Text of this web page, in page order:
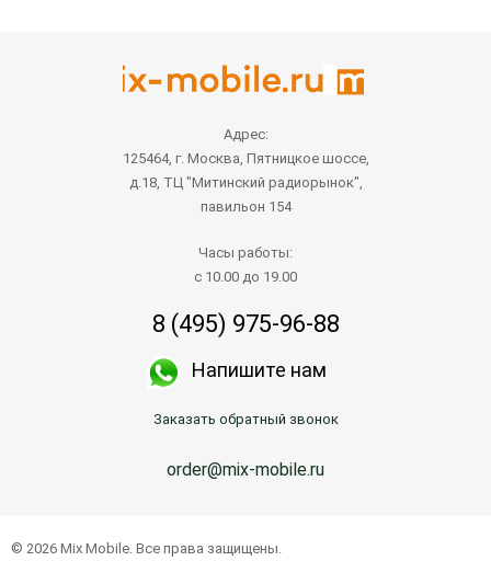
Адрес:
125464, г. Москва, Пятницкое шоссе,
д.18, ТЦ "Митинский радиорынок",
павильон 154
Часы работы:
с 10.00 до 19.00
8 (495) 975-96-88
Напишите нам
Заказать обратный звонок
order@mix-mobile.ru
© 2026 Mix Mobile. Все права защищены.